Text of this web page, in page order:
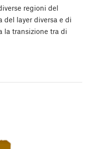
regioni del
del layer diversa e di
la transizione tra di